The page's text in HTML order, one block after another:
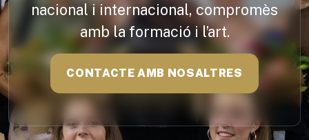
nacional i internacional, compromès
amb la formació i l’art.
CONTACTE AMB NOSALTRES